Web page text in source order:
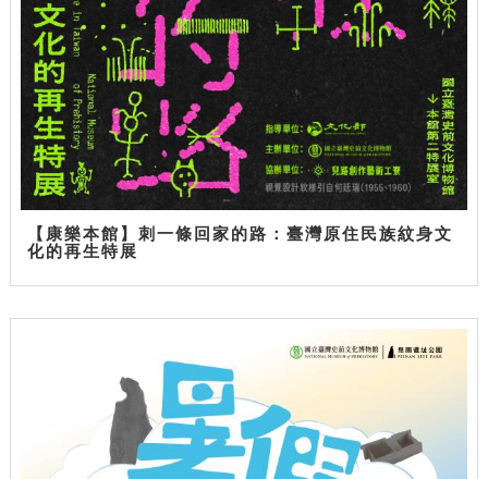
【康樂本館】刺一條回家的路：臺灣原住民族紋身文
化的再生特展